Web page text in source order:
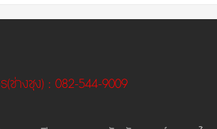
(ช่างชุง): 082-544-9009